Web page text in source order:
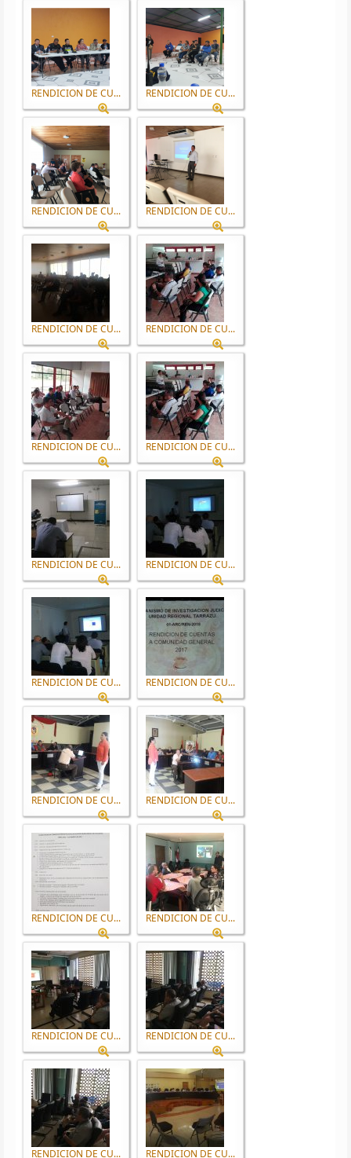
RENDICION DE CU... RENDICION DE CU...
RENDICION DE CU... RENDICION DE CU...
RENDICION DE CU... RENDICION DE CU...
RENDICION DE CU... RENDICION DE CU...
RENDICION DE CU... RENDICION DE CU...
RENDICION DE CU... RENDICION DE CU...
RENDICION DE CU... RENDICION DE CU...
RENDICION DE CU... RENDICION DE CU...
RENDICION DE CU... RENDICION DE CU...
RENDICION DE CU... RENDICION DE CU...